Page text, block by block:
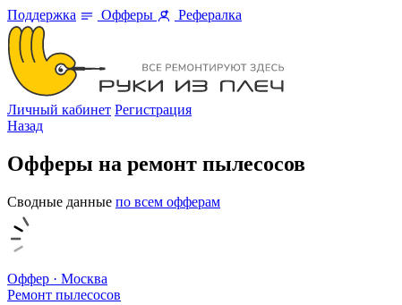
Поддержка Офферы Рефералка
Личный кабинет Регистрация
Назад
Офферы на ремонт пылесосов
Сводные данные по всем офферам
Оффер · Москва
Ремонт пылесосов